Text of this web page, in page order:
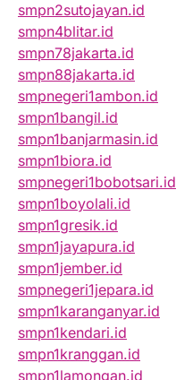
smpn2sutojayan.id
smpn4blitar.id
smpn78jakarta.id
smpn88jakarta.id
smpnegeri1ambon.id
smpn1bangil.id
smpn1banjarmasin.id
smpn1biora.id
smpnegeri1bobotsari.id
smpn1boyolali.id
smpn1gresik.id
smpn1jayapura.id
smpn1jember.id
smpnegeri1jepara.id
smpn1karanganyar.id
smpn1kendari.id
smpn1kranggan.id
smpn1lamongan.id